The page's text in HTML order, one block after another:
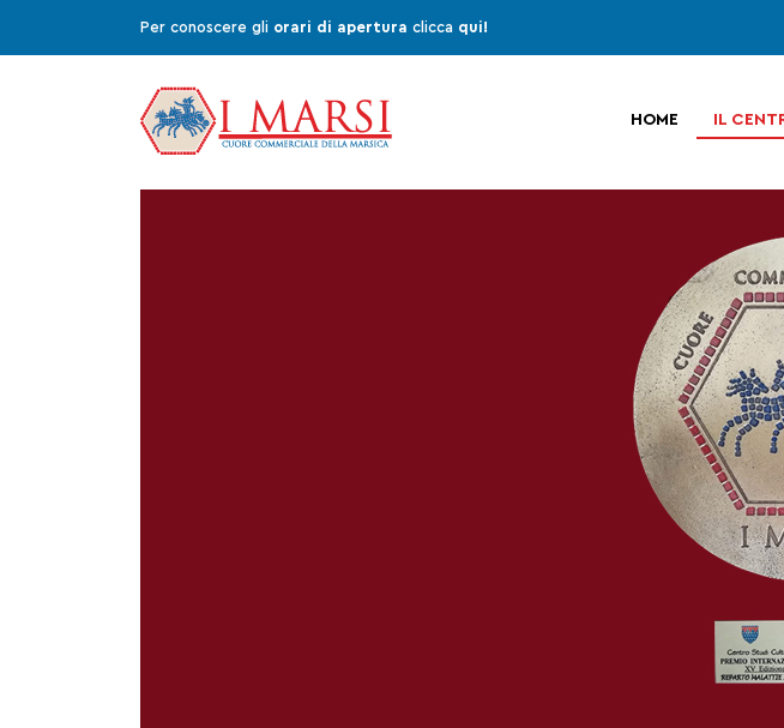
Per conoscere gli orari di apertura clicca qui!
HOME IL